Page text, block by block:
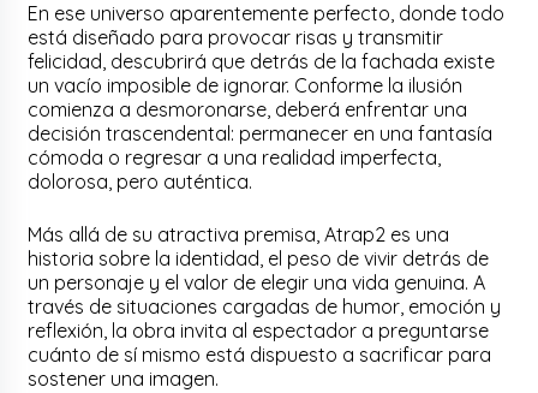
En ese universo aparentemente perfecto, donde todo
está diseñado para provocar risas y transmitir
felicidad, descubrirá que detrás de la fachada existe
un vacío imposible de ignorar. Conforme la ilusión
comienza a desmoronarse, deberá enfrentar una
decisión trascendental: permanecer en una fantasía
cómoda o regresar a una realidad imperfecta,
dolorosa, pero auténtica.
Más allá de su atractiva premisa, Atrap2 es una
historia sobre la identidad, el peso de vivir detrás de
un personaje y el valor de elegir una vida genuina. A
través de situaciones cargadas de humor, emoción y
reflexión, la obra invita al espectador a preguntarse
cuánto de sí mismo está dispuesto a sacrificar para
sostener una imagen.